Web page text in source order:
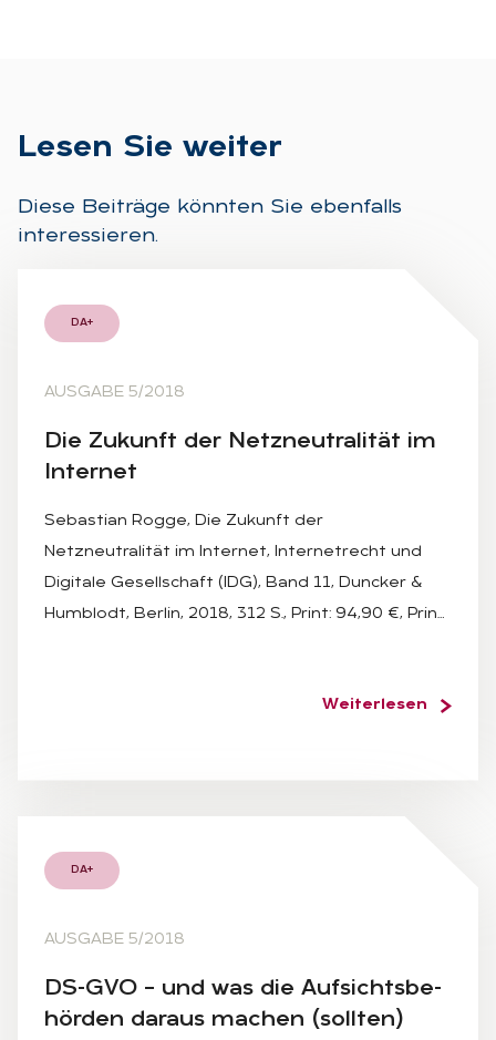
Le­sen Sie wei­ter
Diese Beiträge könnten Sie ebenfalls
interessieren.
DA+
AUSGABE 5/2018
Die Zu­kunft der Netz­neu­tra­li­tät im
In­ter­net
Sebastian Rogge, Die Zukunft der
Netzneutralität im Internet, Internetrecht und
Digitale Gesellschaft (IDG), Band 11, Duncker &
Humblodt, Berlin, 2018, 312 S., Print: 94,90 €, Prin…
Weiterlesen
DA+
AUSGABE 5/2018
DS-GVO – und was die Auf­sichts­be­
hör­den dar­aus ma­chen (soll­ten)